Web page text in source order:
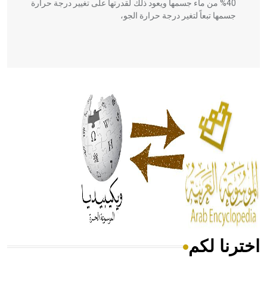
40% من ماء جسمها ويعود ذلك لقدرتها على تغيير درجة حرارة
جسمها تبعاً لتغير درجة حرارة الجو،
الحكم، الأدلة، تنظيم التغذية، ورسالته في جروح الرأس. ويعود
له الفضل بأنه حرر الطب من الدين والفلسفة.
- هل تعلم أن المرجان إفراز حيواني يتكون في البحر ويتركب
من مادة كربونات الكلسيوم، وهو أحمر أو شديد الحمرة وهو
أجود أنواعه، ويمتاز بكبر الحجم ويسمى الش
هل تعلم أن الأبسيد كلمة فرنسية اللفظ تم اعتمادها مصطلحاً
اخترنا لكم